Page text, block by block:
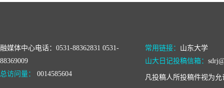
融媒体中心电话：0531-88362831 0531-
88369009
常用链接： 山东大学
山大日记投稿信箱：
总访问量：
0014585604 凡投稿人所投稿件视为